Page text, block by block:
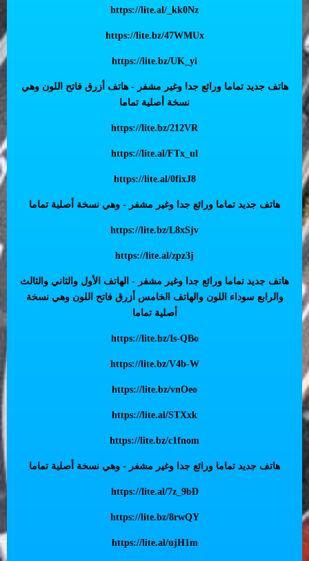
https://lite.al/_kk0Nz
https://lite.bz/47WMUx
https://lite.bz/UK_yi
هاتف جديد تماما ورائع جدا وغير مشفر - هاتف أزرق فاتح اللون وهي
نسخة أصلية تماما
https://lite.bz/212VR
https://lite.al/FTx_ul
https://lite.al/0fixJ8
هاتف جديد تماما ورائع جدا وغير مشفر - وهي نسخة أصلية تماما
https://lite.bz/L8xSjv
https://lite.al/zpz3j
هاتف جديد تماما ورائع جدا وغير مشفر - الهاتف الأول والثاني والثالث
والرابع سوداء اللون والهاتف الخامس أزرق فاتح اللون وهي نسخة
أصلية تماما
https://lite.bz/Is-QBo
https://lite.bz/V4b-W
https://lite.bz/vnOeo
https://lite.al/STXxk
https://lite.bz/c1fnom
هاتف جديد تماما ورائع جدا وغير مشفر - وهي نسخة أصلية تماما
https://lite.al/7z_9bD
https://lite.bz/8rwQY
https://lite.al/ujH1m